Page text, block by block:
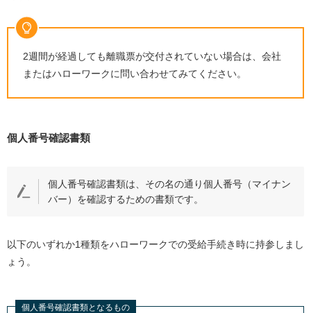
2週間が経過しても離職票が交付されていない場合は、会社
またはハローワークに問い合わせてみてください。
個人番号確認書類
個人番号確認書類は、その名の通り個人番号（マイナン
バー）を確認するための書類です。
以下のいずれか1種類をハローワークでの受給手続き時に持参しまし
ょう。
個人番号確認書類となるもの